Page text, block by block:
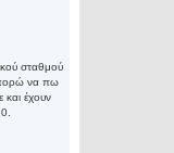
σταθμού
να πω
και έχουν